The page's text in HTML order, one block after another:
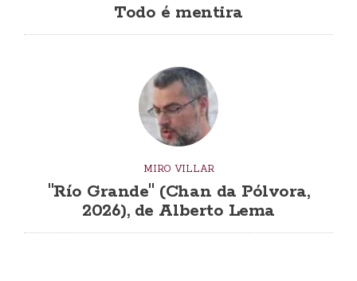
Todo é mentira
MIRO VILLAR
"Río Grande" (Chan da Pólvora,
2026), de Alberto Lema